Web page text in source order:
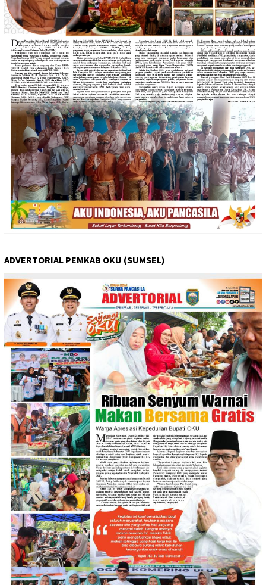
ADVERTORIAL PEMKAB OKU (SUMSEL)